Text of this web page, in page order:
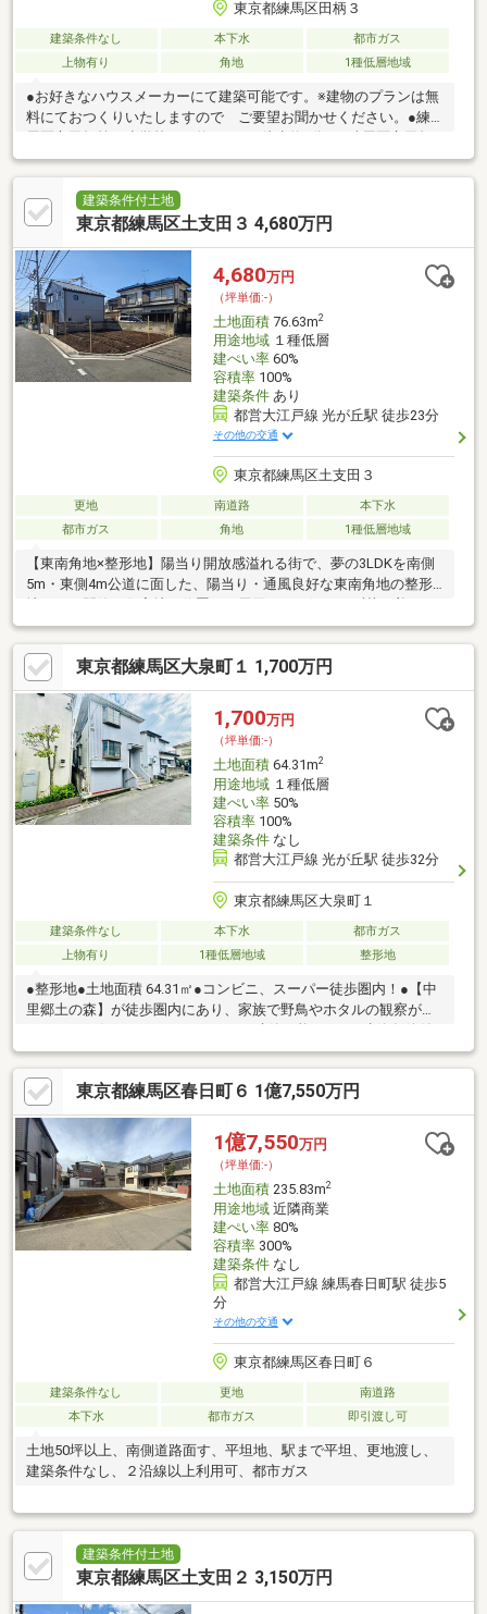
東京都練馬区田柄３
建築条件なし 本下水
都市ガス
上物有り
角地 1種低層地域
●お好きなハウスメーカーにて建築可能です。※建物のプランは無
料にておつくりいたしますので ご要望お聞かせください。●練
中学校・・・約270ｍ（徒歩約4分）
建築条件付土地
東京都練馬区土支田３ 4,680万円
4,680万円
（坪単価:-）
土地面積76.63m2
用途地域１種低層
建ぺい率60%
容積率100%
建築条件あり
都営大江戸線 光が丘駅 徒歩23分
その他の交通
東京都練馬区土支田３
更地 南道路
本下水
都市ガス
角地 1種低層地域
【東南角地×整形地】陽当り開放感溢れる街で、夢の3LDKを南側
5m・東側4m公道に面した、陽当り・通風良好な東南角地の整形
暮らしが叶います。■総額を抑えるプラン：建築費1380万円の建
物プランをご用意■理想の間取りを追求：カースペース付き3LDK
の設計が可能■ゆとりの23.18坪：デッドスペースのない、建てや
すい整形地■生活至便なロケーション：スーパーやコンビニが徒
歩10分圏内■大江戸線「光が丘」駅利用：始発駅のため都心へも
座って快適通勤現在、参考プラン図をお渡し可能です。お気軽に
お問い合わせください！
東京都練馬区大泉町１ 1,700万円
1,700万円
（坪単価:-）
土地面積64.31m2
用途地域１種低層
建ぺい率50%
容積率100%
建築条件なし
都営大江戸線 光が丘駅 徒歩32分
東京都練馬区大泉町１
建築条件なし 本下水
都市ガス
上物有り
1種低層地域 整形地
●整形地●土地面積 64.31㎡●コンビニ、スーパー徒歩圏内！●【中
里郷土の森】が徒歩圏内にあり、家族で野鳥やホタルの観察が楽
しめる♪●お好きなハウスメーカーで建築可能です。●建築条件付
土地ではございません
東京都練馬区春日町６ 1億7,550万円
1億7,550万円
（坪単価:-）
土地面積235.83m2
用途地域近隣商業
建ぺい率80%
容積率300%
建築条件なし
都営大江戸線 練馬春日町駅 徒歩5
分
その他の交通
東京都練馬区春日町６
建築条件なし 更地
南道路
本下水
都市ガス 即引渡し可
土地50坪以上、南側道路面す、平坦地、駅まで平坦、更地渡し、
建築条件なし、２沿線以上利用可、都市ガス
建築条件付土地
東京都練馬区土支田２ 3,150万円